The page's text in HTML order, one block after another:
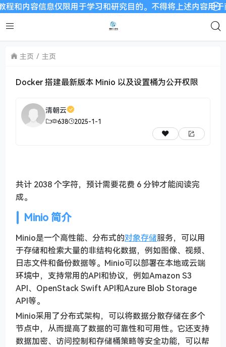
容信息仅限用于学习和研究目的。不得将上述内容用于商
主页 主页
Docker 搭建最新版本 Minio 以及设置桶为公开权限
清朝云
638 2025-1-1
共计 2038 个字符，预计需要花费 6 分钟才能阅读完
成。
Minio 简介
Minio是一个高性能、分布式的对象存储服务，可以用
于存储和检索大量的非结构化数据，例如图像、视频、
日志文件和备份数据等。Minio可以部署在本地或云端
环境中，支持常用的API和协议，例如Amazon S3
API、OpenStack Swift API和Azure Blob Storage
API等。
Minio采用了分布式架构，可以将数据分散存储在多个
节点中，从而提高了数据的可靠性和可用性。它还支持
数据加密、访问控制和存储桶策略等安全功能，可以帮